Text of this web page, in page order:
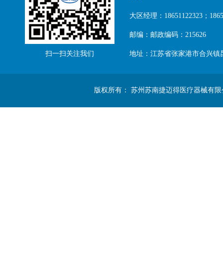
扫一扫关注我们
大区经理：18651122323；
邮编：邮政编码：215626
地址：江苏省张家港市合兴镇
版权所有： 苏州苏南捷迈得医疗器械有